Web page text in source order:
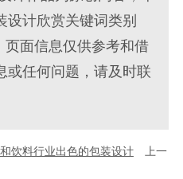
设计欣赏关键词类别
页面信息仅供参考和借
或任何问题，请及时联
饮料行业出色的包装设计上一